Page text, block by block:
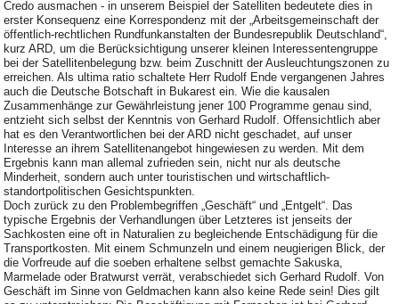
Credo ausmachen - in unserem Beispiel der Satelliten bedeutete dies in
erster Konsequenz eine Korrespondenz mit der „Arbeitsgemeinschaft der
öffentlich-rechtlichen Rundfunkanstalten der Bundesrepublik Deutschland“,
kurz ARD, um die Berücksichtigung unserer kleinen Interessentengruppe
bei der Satellitenbelegung bzw. beim Zuschnitt der Ausleuchtungszonen zu
erreichen. Als ultima ratio schaltete Herr Rudolf Ende vergangenen Jahres
auch die Deutsche Botschaft in Bukarest ein. Wie die kausalen
Zusammenhänge zur Gewährleistung jener 100 Programme genau sind,
entzieht sich selbst der Kenntnis von Gerhard Rudolf. Offensichtlich aber
hat es den Verantwortlichen bei der ARD nicht geschadet, auf unser
Interesse an ihrem Satellitenangebot hingewiesen zu werden. Mit dem
Ergebnis kann man allemal zufrieden sein, nicht nur als deutsche
Minderheit, sondern auch unter touristischen und wirtschaftlich-
standortpolitischen Gesichtspunkten.
Doch zurück zu den Problembegriffen „Geschäft“ und „Entgelt“. Das
typische Ergebnis der Verhandlungen über Letzteres ist jenseits der
Sachkosten eine oft in Naturalien zu begleichende Entschädigung für die
Transportkosten. Mit einem Schmunzeln und einem neugierigen Blick, der
die Vorfreude auf die soeben erhaltene selbst gemachte Sakuska,
Marmelade oder Bratwurst verrät, verabschiedet sich Gerhard Rudolf. Von
Geschäft im Sinne von Geldmachen kann also keine Rede sein! Dies gilt